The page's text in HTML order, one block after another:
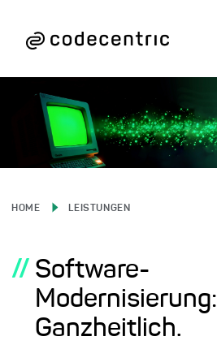
HOME LEISTUNGEN
// Software-
Modernisierung:
Ganzheitlich.